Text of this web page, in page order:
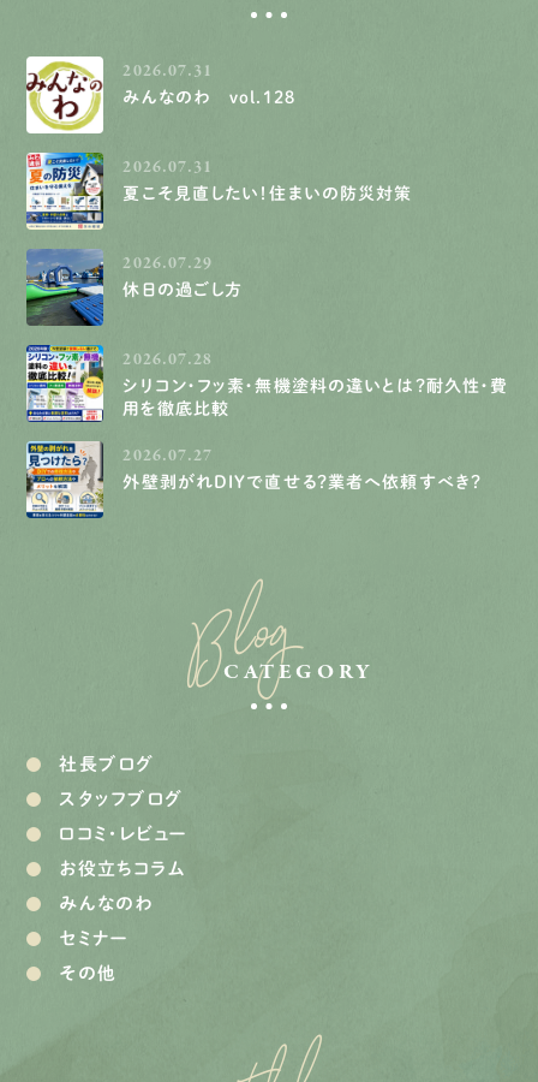
2026.07.31
みんなのわ vol.128
2026.07.31
夏こそ見直したい！住まいの防災対策
2026.07.29
休日の過ごし方
2026.07.28
シリコン・フッ素・無機塗料の違いとは？耐久性・費
用を徹底比較
2026.07.27
外壁剥がれDIYで直せる？業者へ依頼すべき？
Blog
CATEGORY
社長ブログ
スタッフブログ
口コミ・レビュー
お役立ちコラム
みんなのわ
セミナー
その他